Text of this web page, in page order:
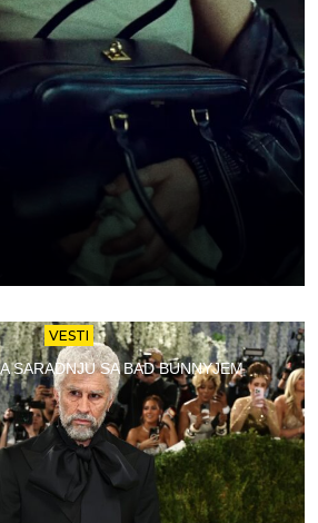
VESTI
SARADNJU SA BAD BUNNYJEM